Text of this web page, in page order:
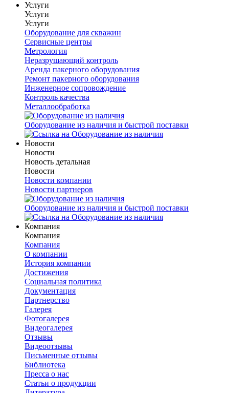
Услуги
Услуги
Услуги
Оборудование для скважин
Сервисные центры
Метрология
Неразрушающий контроль
Аренда пакерного оборудования
Ремонт пакерного оборудования
Инженерное сопровождение
Контроль качества
Металлообработка
Оборудование из наличия и быстрой поставки
Новости
Новости
Новость детальная
Новости
Новости компании
Новости партнеров
Оборудование из наличия и быстрой поставки
Компания
Компания
Компания
О компании
История компании
Достижения
Социальная политика
Документация
Партнерство
Галерея
Фотогалерея
Видеогалерея
Отзывы
Видеоотзывы
Письменные отзывы
Библиотека
Пресса о нас
Статьи о продукции